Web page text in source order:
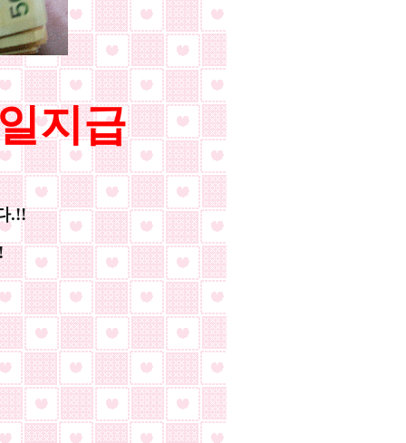
지급
.!!